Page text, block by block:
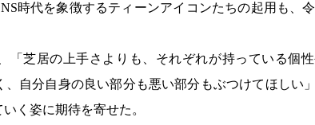
時代を象徴するティーンアイコンたちの起用も、
「芝居の上手さよりも、それぞれが持っている個
、自分自身の良い部分も悪い部分もぶつけてほしい
く姿に期待を寄せた。